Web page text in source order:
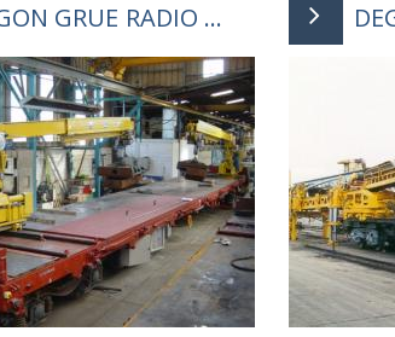
GRUE RADIO ...